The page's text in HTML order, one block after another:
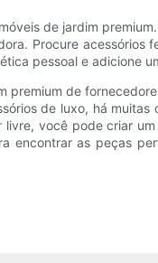
de jardim
Procure
pessoal e adicione
premium de
de luxo, há
você pode criar
encontrar as peças